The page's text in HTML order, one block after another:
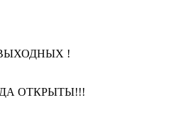
!
ОТКРЫТЫ!!!